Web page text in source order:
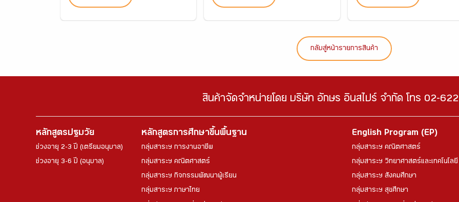
กลับสู่หน้ารายการสินค้า
สินค้าจัดจำหน่ายโดย บริษัท อักษร อินสไปร์ จำกัด โทร 02-
หลักสูตรปฐมวัย
ช่วงอายุ 2-3 ปี (เตรียมอนุบาล)
ช่วงอายุ 3-6 ปี (อนุบาล)
หลักสูตรการศึกษาขึ้นพื้นฐาน
กลุ่มสาระฯ การงานอาชีพ
กลุ่มสาระฯ คณิตศาสตร์
กลุ่มสาระฯ กิจกรรมพัฒนาผู้เรียน
กลุ่มสาระฯ ภาษาไทย
English Program (EP)
กลุ่มสาระฯ คณิตศาสตร์
กลุ่มสาระฯ วิทยาศาสตร์และเทคโนโลยี
กลุ่มสาระฯ สังคมศึกษา
กลุ่มสาระฯ สุขศึกษา